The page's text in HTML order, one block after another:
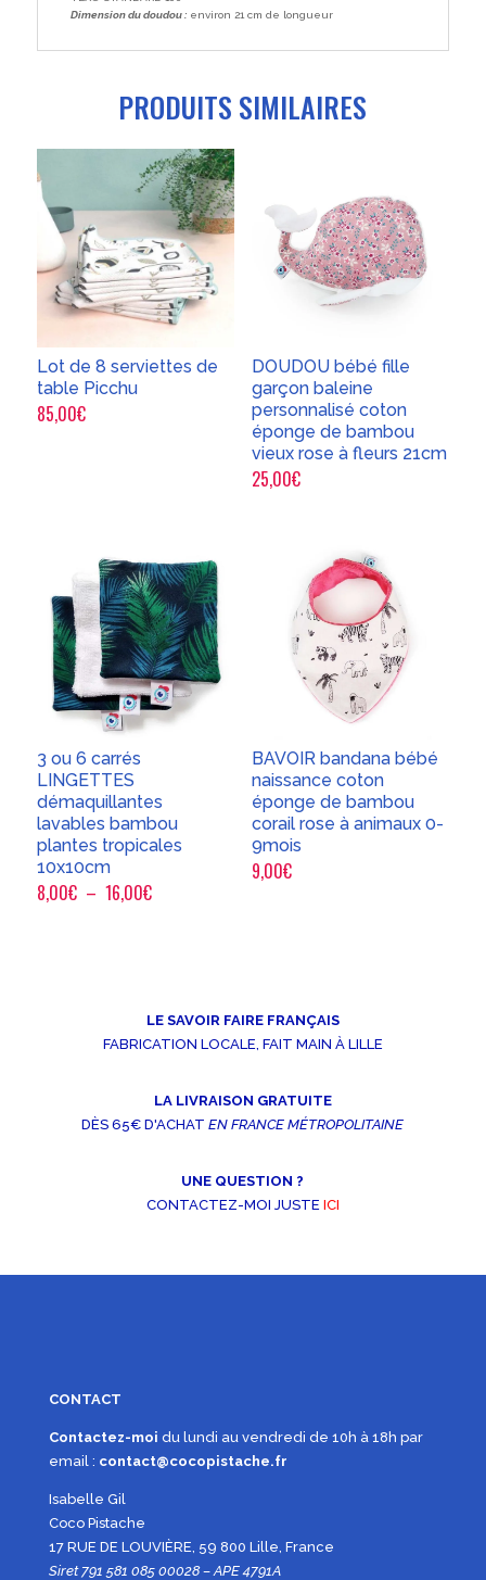
Dimension du doudou :environ 21 cm de longueur
PRODUITS SIMILAIRES
Lot de 8 serviettes de
table Picchu
85,00€
DOUDOU bébé fille
garçon baleine
personnalisé coton
éponge de bambou
vieux rose à fleurs 21cm
25,00€
3 ou 6 carrés
LINGETTES
démaquillantes
lavables bambou
plantes tropicales
10x10cm
8,00€ – 16,00€Plage
16,00€
BAVOIR bandana bébé
naissance coton
éponge de bambou
corail rose à animaux 0-
9mois
9,00€
LE SAVOIR FAIRE FRANÇAIS
FABRICATION LOCALE, FAIT MAIN À LILLE
LA LIVRAISON GRATUITE
DÈS 65€ D'ACHATEN FRANCE MÉTROPOLITAINE
UNE QUESTION ?
CONTACTEZ-MOI JUSTE ICI
CONTACT
Contactez-moi du lundi au vendredi de 10h à 18h par
email : contact@cocopistache.fr
Isabelle Gil
Coco Pistache
17 RUE DE LOUVIÈRE, 59 800 Lille, France
Siret 791 581 085 00028 – APE 4791A